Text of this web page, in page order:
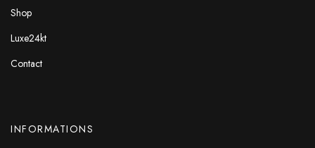
Shop
Luxe24kt
Contact
INFORMATIONS